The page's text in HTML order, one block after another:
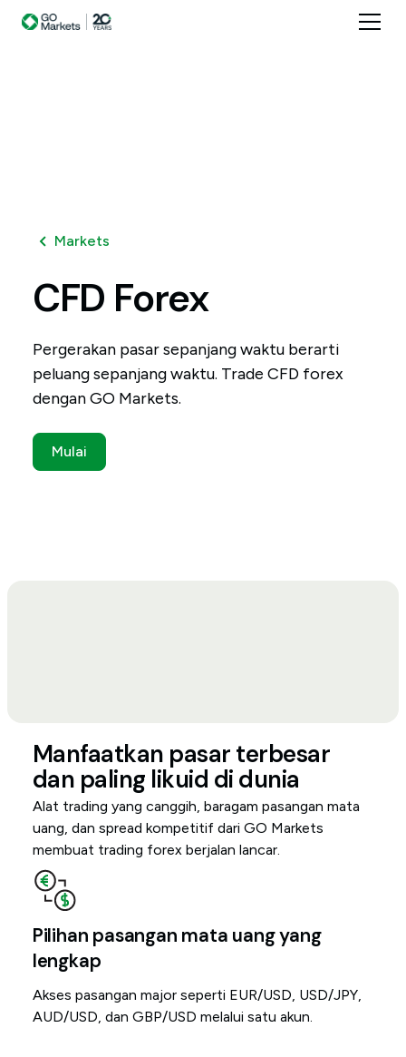
Markets
CFD Forex
Pergerakan pasar sepanjang waktu berarti
peluang sepanjang waktu. Trade CFD forex
dengan GO Markets.
Mulai
Manfaatkan pasar terbesar
dan paling likuid di dunia
Alat trading yang canggih, baragam pasangan mata
uang, dan spread kompetitif dari GO Markets
membuat trading forex berjalan lancar.
Pilihan pasangan mata uang yang
lengkap
Akses pasangan major seperti EUR/USD, USD/JPY,
AUD/USD, dan GBP/USD melalui satu akun.